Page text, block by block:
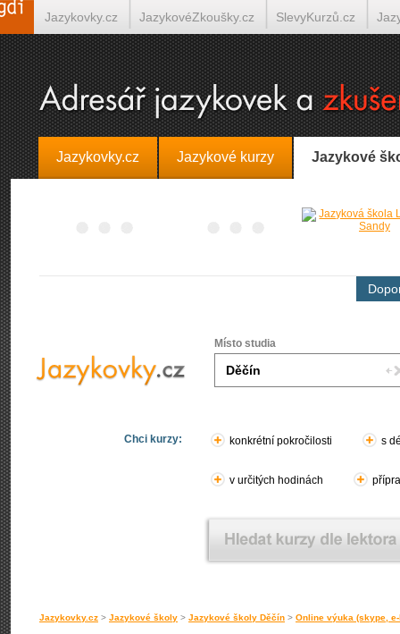
Jazykovky.cz Jazykové kurzy Jazykové
Místo studia
Chci kurzy: konkrétní pokročilosti s
v určitých hodinách
Jazykovky.cz > Jazykové školy > Jazykové školy Děčín > Online výuka (skype,
Jazykovky.cz JazykovéZkoušky.cz SlevyKurzů.cz
Španělština on-line Italština on-line Tlumočení-